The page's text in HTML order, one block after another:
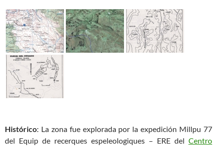
Histórico: La zona fue explorada por la expedición Millpu 77
del Equip de recerques espeleologiques – ERE del Centro